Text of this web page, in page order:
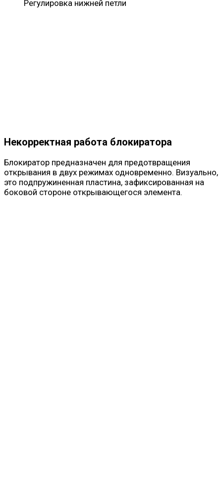
Регулировка нижней петли
Некорректная работа блокиратора
Блокиратор предназначен для предотвращения
открывания в двух режимах одновременно. Визуально,
это подпружиненная пластина, зафиксированная на
боковой стороне открывающегося элемента.